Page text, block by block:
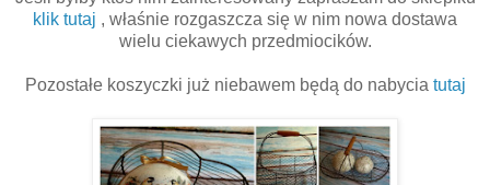
klik tutaj , właśnie rozgaszcza się w nim nowa dostawa
wielu ciekawych przedmiocików.
Pozostałe koszyczki już niebawem będą do nabycia tutaj